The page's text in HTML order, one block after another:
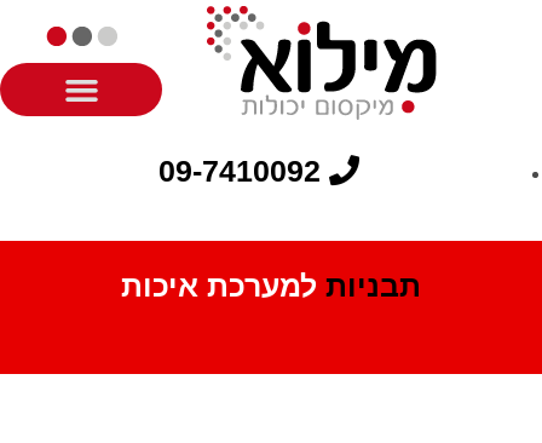
09-7410092
תבניות למערכת איכות